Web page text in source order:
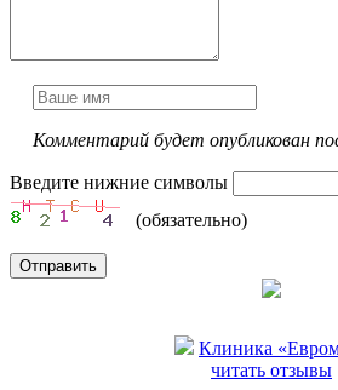
Комментарий будет опубликован
Введите нижние символы
(обязательно)
Отправить
Клиника
читать отзывы